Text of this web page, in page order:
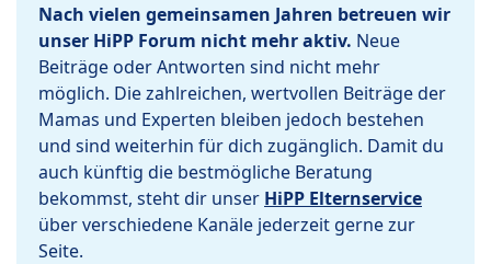
Nach vielen gemeinsamen Jahren betreuen wir
unser HiPP Forum nicht mehr aktiv. Neue
Beiträge oder Antworten sind nicht mehr
möglich. Die zahlreichen, wertvollen Beiträge der
Mamas und Experten bleiben jedoch bestehen
und sind weiterhin für dich zugänglich. Damit du
auch künftig die bestmögliche Beratung
bekommst, steht dir unser HiPP Elternservice
über verschiedene Kanäle jederzeit gerne zur
Seite.